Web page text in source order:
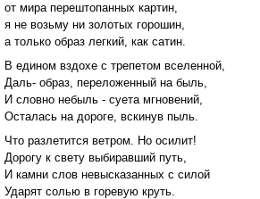
от мира перештопанных картин,
я не возьму ни золотых горошин,
а только образ легкий, как сатин.
В едином вздохе с трепетом вселенной,
Даль- образ, переложенный на быль,
И словно небыль - суета мгновений,
Осталась на дороге, вскинув пыль.
Что разлетится ветром. Но осилит!
Дорогу к свету выбиравший путь,
И камни слов невысказанных с силой
Ударят солью в горевую круть.